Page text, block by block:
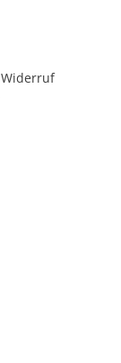
Widerruf